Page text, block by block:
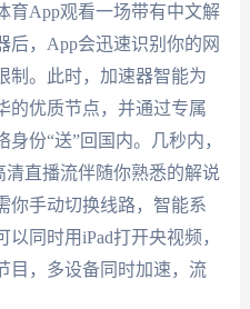
育App观看一场带有中文解
后，App会迅速识别你的网
制。此时，加速器智能为
的优质节点，并通过专属
份“送”回国内。几秒内，
直播流伴随你熟悉的解说
你手动切换线路，智能系
同时用iPad打开央视频，
目，多设备同时加速，流